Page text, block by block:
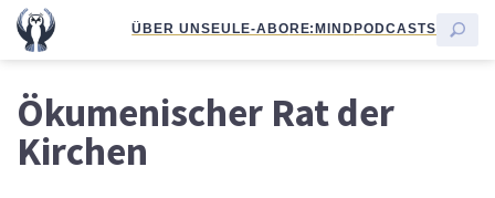
ÜBER UNSEULE-ABORE:MINDPODCASTS
Ökumenischer Rat der
Kirchen